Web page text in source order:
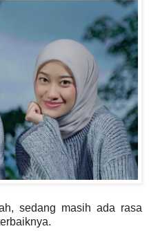
sedang masih ada rasa